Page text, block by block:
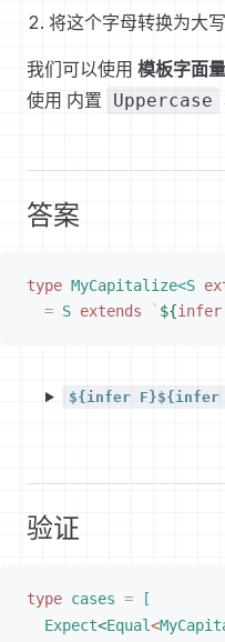
将这个字母转换为大写
我们可以使用 模板字面
使用 内置
Uppercase
答案
type MyCapitalize<S
= S extends ` ${infer
${infer F}${infer
验证
type cases =
[
Expect<Equal<